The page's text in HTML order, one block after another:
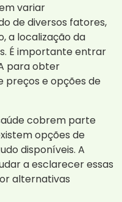
variar
de diversos fatores,
a localização da
É importante entrar
para obter
preços e opções de
cobrem parte
opções de
disponíveis. A
a esclarecer essas
alternativas